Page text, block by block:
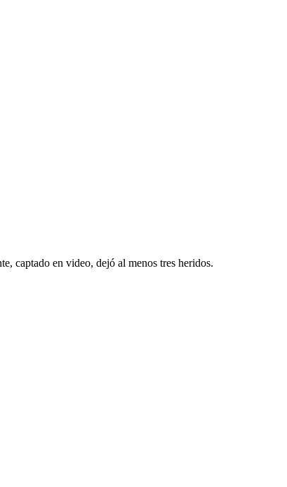
captado en video, dejó al menos tres heridos.